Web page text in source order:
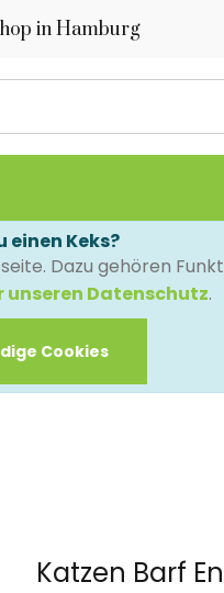
in Hamburg
einen Keks?
Dazu gehören
unseren Datenschutz.
Cookies
Katzen Barf